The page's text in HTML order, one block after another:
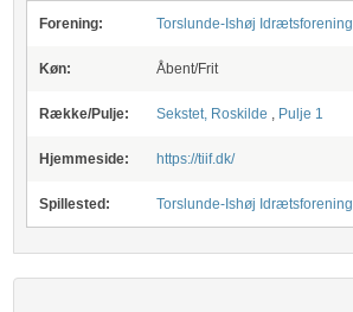
Forening: Torslunde-Ishøj Idrætsforening
Køn: Åbent/Frit
Række/Pulje: Sekstet, Roskilde , Pulje 1
Hjemmeside: https://tiif.dk/
Spillested: Torslunde-Ishøj Idrætsforening